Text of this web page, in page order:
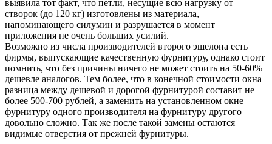
выявила тот факт, что петли, несущие всю нагрузку от
створок (до 120 кг) изготовлены из материала,
напоминающего силумин и разрушается в момент
приложения не очень больших усилий.
Возможно из числа производителей второго эшелона есть
фирмы, выпускающие качественную фурнитуру, однако стоит
помнить, что без причины ничего не может стоить на 50-60%
дешевле аналогов. Тем более, что в конечной стоимости окна
разница между дешевой и дорогой фурнитурой составит не
более 500-700 рублей, а заменить на установленном окне
фурнитуру одного производителя на фурнитуру другого
довольно сложно. Так же после такой замены остаются
видимые отверстия от прежней фурнитуры.